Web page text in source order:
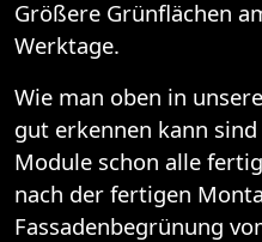
Größere Grünflächen
Werktage.
Wie man oben in
gut erkennen kann
Module schon alle
nach der fertigen
Fassadenbegrünung